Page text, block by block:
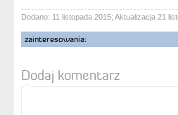
Dodano: 11 listopada 2015; Aktualizacja 21
zainteresowania:
Dodaj komentarz